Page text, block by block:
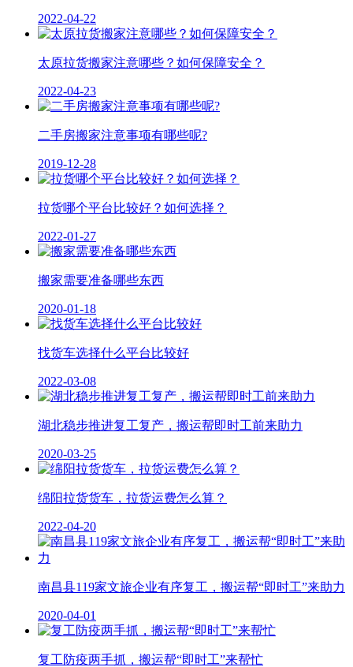
2022-04-22
太原拉货搬家注意哪些？如何保障安全？
2022-04-23
二手房搬家注意事项有哪些呢?
2019-12-28
拉货哪个平台比较好？如何选择？
2022-01-27
搬家需要准备哪些东西
2020-01-18
找货车选择什么平台比较好
2022-03-08
湖北稳步推进复工复产，搬运帮即时工前来助力
2020-03-25
绵阳拉货货车，拉货运费怎么算？
2022-04-20
南昌县119家文旅企业有序复工，搬运帮“即时工”来助力
2020-04-01
复工防疫两手抓，搬运帮“即时工”来帮忙